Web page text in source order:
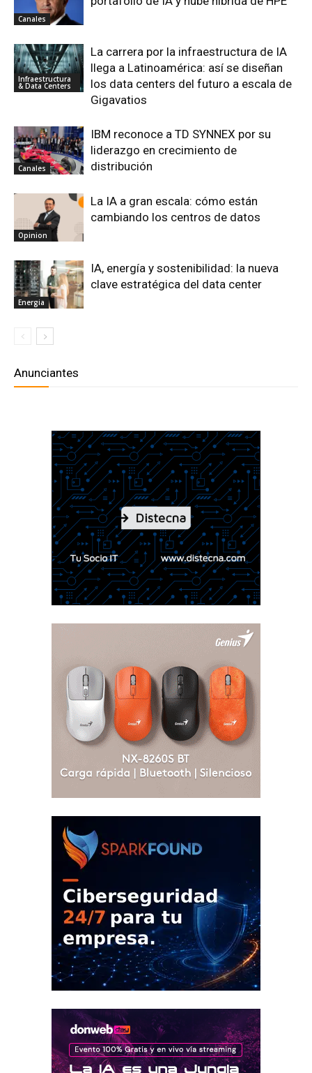
Canales
Infraestructura
& Data Centers
La carrera por la infraestructura de IA
llega a Latinoamérica: así se diseñan
los data centers del futuro a escala de
Gigavatios
Canales
IBM reconoce a TD SYNNEX por su
liderazgo en crecimiento de
distribución
Opinion
La IA a gran escala: cómo están
cambiando los centros de datos
Energia
IA, energía y sostenibilidad: la nueva
clave estratégica del data center
Anunciantes